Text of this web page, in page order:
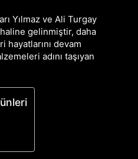
Yılmaz ve Ali Turgay
gelinmiştir, daha
hayatlarını devam
adını taşıyan